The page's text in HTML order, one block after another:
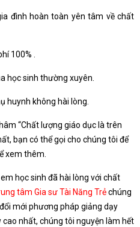
đình hoàn toàn yên tâm về chất
100% .
học sinh thường xuyên.
huynh không hài lòng.
“Chất lượng giáo dục là trên
bạn có thể gọi cho chúng tôi để
xem thêm.
học sinh đã hài lòng với chất
tâm Gia sư Tài Năng Trẻchúng
mới phương pháp giảng dạy
nhất, chúng tôi nguyện làm hết